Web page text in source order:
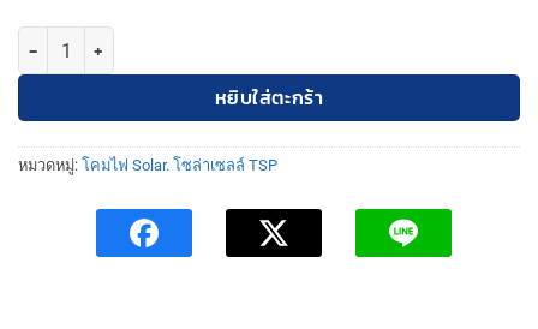
จำนวน เฉพาะหัวโคมไฟโซล่าเซลล์จานบินUFO2แสนวัตต์JD-TSP ชิ้น
หยิบใส่ตะกร้า
หมวดหมู่: โคมไฟ Solar. โซล่าเซลล์ TSP